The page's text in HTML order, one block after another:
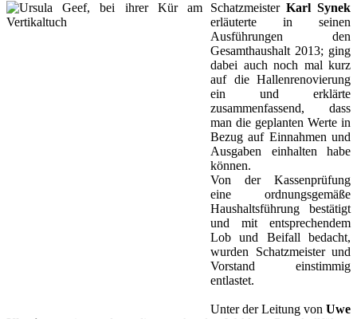
Schatzmeister Karl Synek
erläuterte in seinen
Ausführungen den
Gesamthaushalt 2013; ging
dabei auch noch mal kurz
auf die Hallenrenovierung
ein und erklärte
zusammenfassend, dass
man die geplanten Werte in
Bezug auf Einnahmen und
Ausgaben einhalten habe
können.
Von der Kassenprüfung
eine ordnungsgemäße
Haushaltsführung bestätigt
und mit entsprechendem
Lob und Beifall bedacht,
wurden Schatzmeister und
Vorstand einstimmig
entlastet.
Unter der Leitung von Uwe